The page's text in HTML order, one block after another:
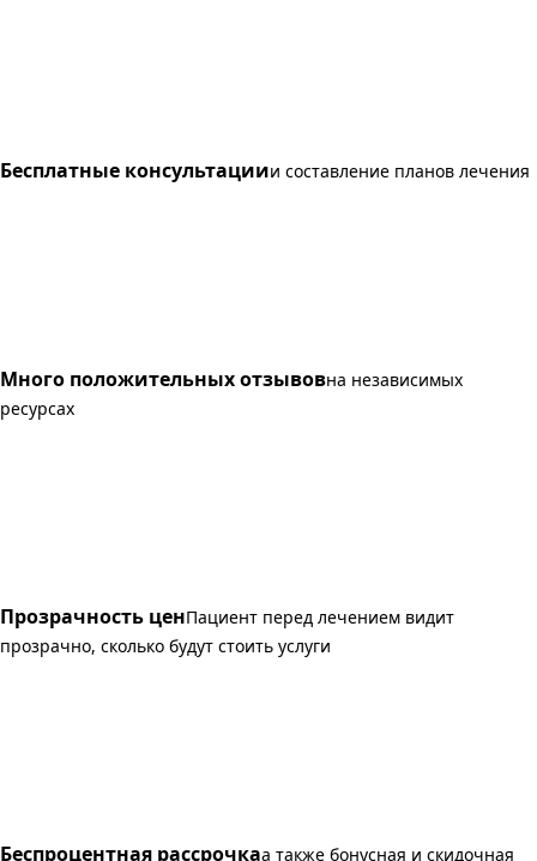
Бесплатные консультациии составление планов лечения
Много положительных отзывовна независимых
ресурсах
Прозрачность ценПациент перед лечением видит
прозрачно, сколько будут стоить услуги
Беспроцентная рассрочкаа также бонусная и скидочная